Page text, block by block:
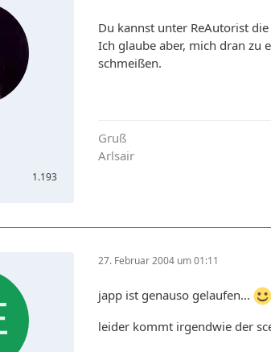
1.193
Du kannst unter ReAutorist
Ich glaube aber, mich dran zu
schmeißen.
Gruß
Arlsair
27. Februar 2004 um 01:11
japp ist genauso gelaufen...
leider kommt irgendwie der